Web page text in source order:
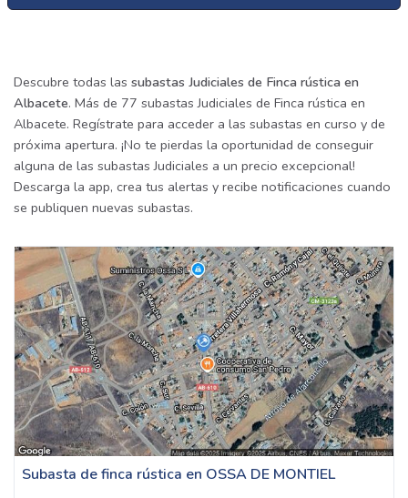
Descubre todas las subastas Judiciales de Finca rústica en
Albacete. Más de 77 subastas Judiciales de Finca rústica en
Albacete. Regístrate para acceder a las subastas en curso y de
próxima apertura. ¡No te pierdas la oportunidad de conseguir
alguna de las subastas Judiciales a un precio excepcional!
Descarga la app, crea tus alertas y recibe notificaciones cuando
se publiquen nuevas subastas.
Subasta de finca rústica en OSSA DE MONTIEL